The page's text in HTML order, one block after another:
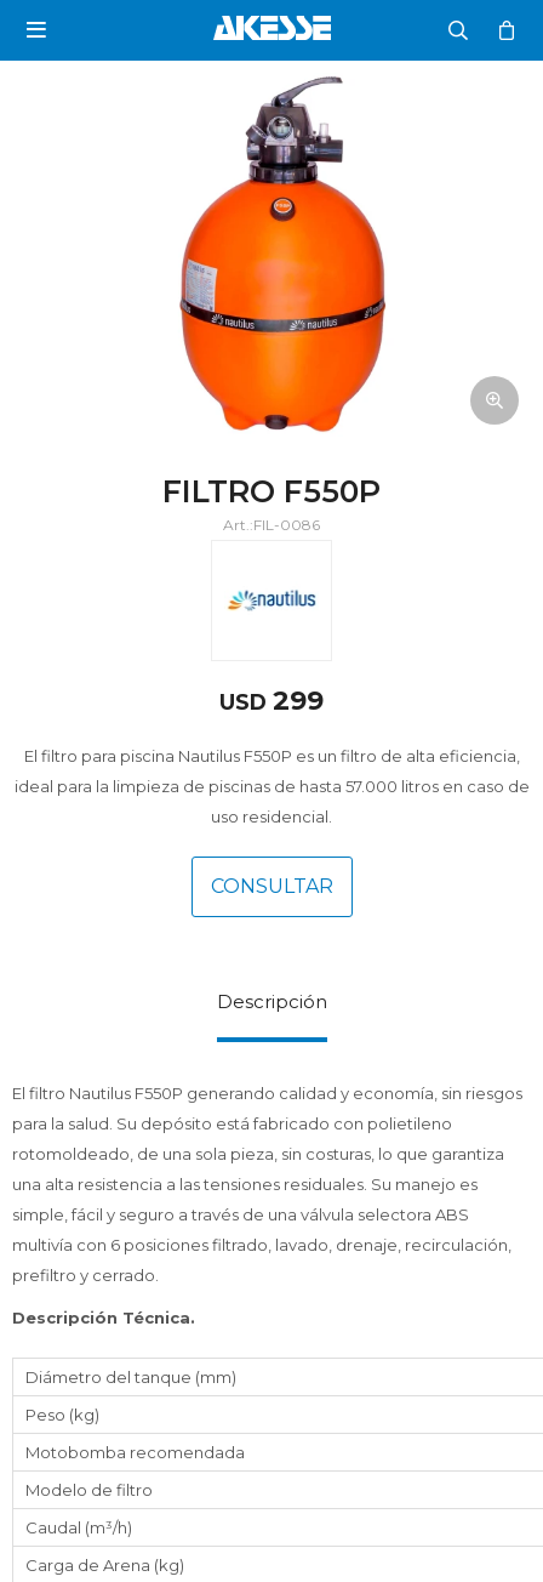

FILTRO F550P
FIL-0086
USD 299
El filtro para piscina Nautilus F550P es un filtro de alta eficiencia,
ideal para la limpieza de piscinas de hasta 57.000 litros en caso de
uso residencial.
CONSULTAR
Descripción
El filtro Nautilus F550P generando calidad y economía, sin riesgos
para la salud. Su depósito está fabricado con polietileno
rotomoldeado, de una sola pieza, sin costuras, lo que garantiza
una alta resistencia a las tensiones residuales. Su manejo es
simple, fácil y seguro a través de una válvula selectora ABS
multivía con 6 posiciones filtrado, lavado, drenaje, recirculación,
prefiltro y cerrado.
Descripción Técnica.
Diámetro del tanque (mm)
Peso (kg)
Motobomba recomendada
Modelo de filtro
Caudal (m³/h)
Carga de Arena (kg)